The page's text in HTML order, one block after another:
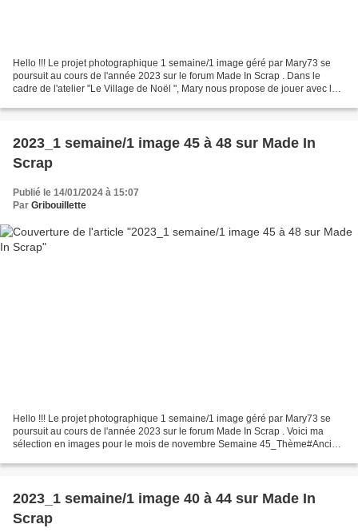
Hello !!! Le projet photographique 1 semaine/1 image géré par Mary73 se
poursuit au cours de l'année 2023 sur le forum Made In Scrap . Dans le
cadre de l'atelier "Le Village de Noël ", Mary nous propose de jouer avec les
2023_1 semaine/1 image 45 à 48 sur Made In
Scrap
Publié le 14/01/2024 à 15:07
Par Gribouillette
Hello !!! Le projet photographique 1 semaine/1 image géré par Mary73 se
poursuit au cours de l'année 2023 sur le forum Made In Scrap . Voici ma
sélection en images pour le mois de novembre Semaine 45_Thème#Ancien
2023_1 semaine/1 image 40 à 44 sur Made In
Scrap